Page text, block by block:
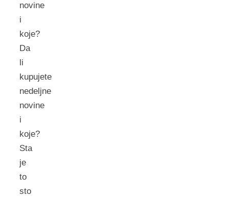
novine
i
koje?
Da
li
kupujete
nedeljne
novine
i
koje?
Sta
je
to
sto